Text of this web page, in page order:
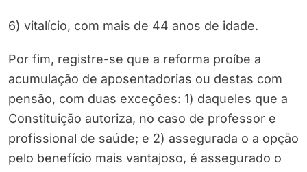
6) vitalício, com mais de 44 anos de idade.
Por fim, registre-se que a reforma proíbe a
acumulação de aposentadorias ou destas com
pensão, com duas exceções: 1) daqueles que a
Constituição autoriza, no caso de professor e
profissional de saúde; e 2) assegurada o a opção
pelo benefício mais vantajoso, é assegurado o